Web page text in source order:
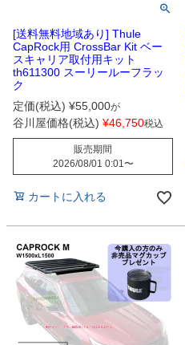
[送料無料地域あり] Thule
CapRock用 CrossBar Kit ベー
スキャリア取付用キット
th611300 スーリールーフラッ
ク
定価(税込) ¥55,000が
谷川屋価格(税込) ¥46,750税込
販売期間
2026/08/01 0:01〜
カートに入れる